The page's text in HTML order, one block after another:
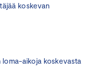
koskevan
aikoja koskevasta